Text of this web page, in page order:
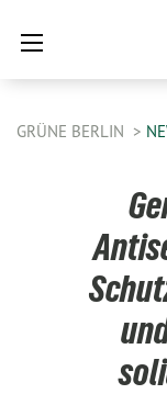
GRÜNE BERLIN